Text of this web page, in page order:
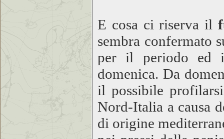
E cosa ci riserva il
sembra confermato
per il periodo ed
domenica. Da
il possibile
Nord-Italia a causa
di origine